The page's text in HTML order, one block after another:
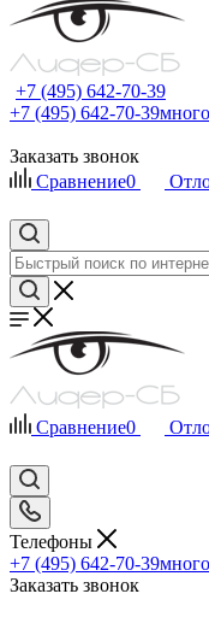
+7 (495) 642-70-39
+7 (495) 642-70-39
Заказать звонок
Сравнение0
Сравнение0
Телефоны
+7 (495) 642-70-39
Заказать звонок